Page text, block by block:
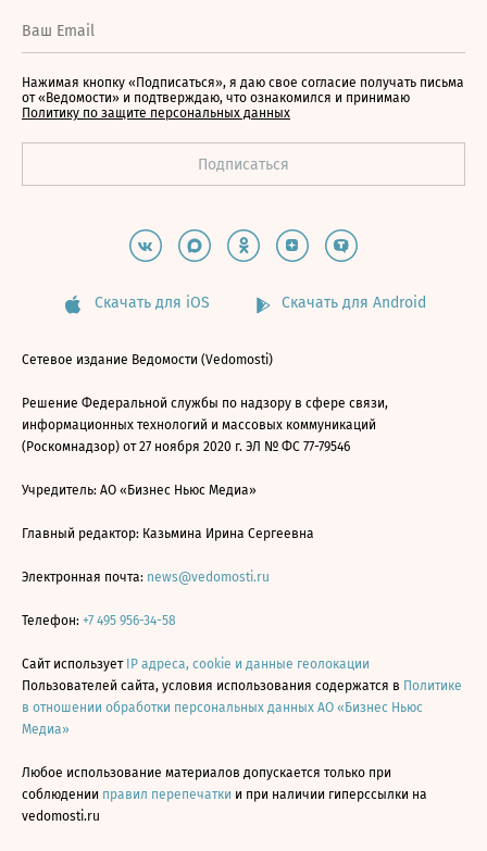
Нажимая кнопку «Подписаться», я даю свое согласие получать письма
от «Ведомости» и подтверждаю, что ознакомился и принимаю
Политику по защите персональных данных
Скачать для iOS Скачать для Android
Сетевое издание Ведомости (Vedomosti)
Решение Федеральной службы по надзору в сфере связи,
информационных технологий и массовых коммуникаций
(Роскомнадзор) от 27 ноября 2020 г. ЭЛ № ФС 77-79546
Учредитель: АО «Бизнес Ньюс Медиа»
Главный редактор: Казьмина Ирина Сергеевна
Электронная почта: news@vedomosti.ru
Телефон: +7 495 956-34-58
Сайт использует IP адреса, cookie и данные геолокации
Пользователей сайта, условия использования содержатся в Политике
в отношении обработки персональных данных АО «Бизнес Ньюс
Медиа»
Любое использование материалов допускается только при
соблюдении правил перепечатки и при наличии гиперссылки на
vedomosti.ru